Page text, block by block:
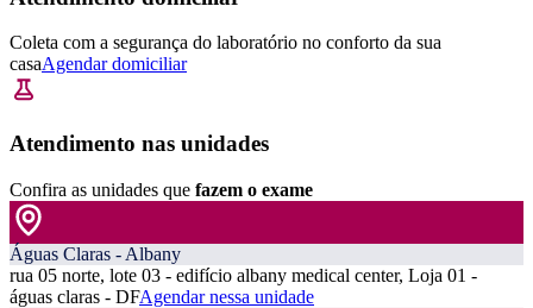
Coleta com a segurança do laboratório no conforto da sua
casaAgendar domiciliar
Atendimento nas unidades
Confira as unidades que fazem o exame
Águas Claras - Albany
rua 05 norte, lote 03 - edifício albany medical center, Loja 01 -
águas claras - DFAgendar nessa unidade